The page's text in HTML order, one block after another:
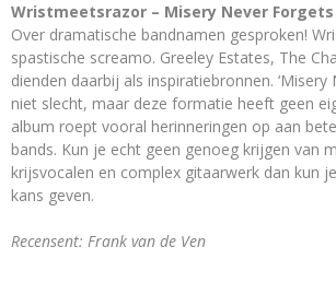
Wristmeetsrazor – Misery Never Forgets
Over dramatische bandnamen gesproken!
spastische screamo. Greeley Estates, The
dienden daarbij als inspiratiebronnen. ‘Misery
niet slecht, maar deze formatie heeft geen
album roept vooral herinneringen op aan
bands. Kun je echt geen genoeg krijgen van
krijsvocalen en complex gitaarwerk dan kun
kans geven.
Recensent: Frank van de Ven